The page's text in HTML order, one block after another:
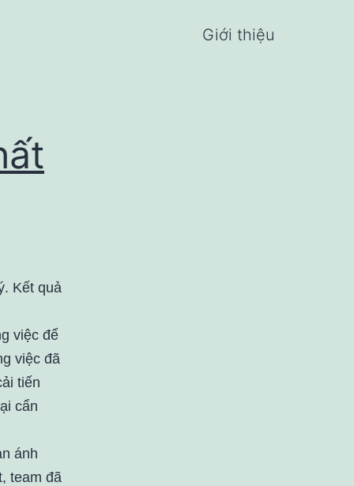
Giới thiệu
Kết quả
việc để
việc đã
tiến
cẩn
ánh
team đã